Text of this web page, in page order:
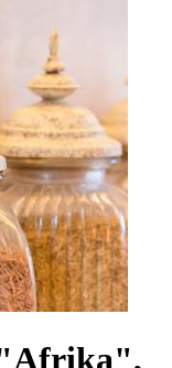
"Afrika",